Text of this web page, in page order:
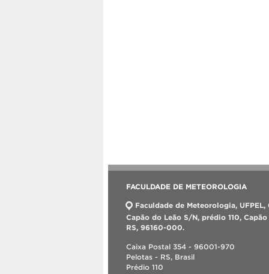
FACULDADE DE METEOROLOGIA
Faculdade de Meteorologia, UFPEL,
Capão do Leão S/N, prédio 110, Capão
RS, 96160-000.
Caixa Postal 354 - 96001-970
Pelotas - RS, Brasil
Prédio 110